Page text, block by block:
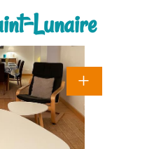
Lunaire